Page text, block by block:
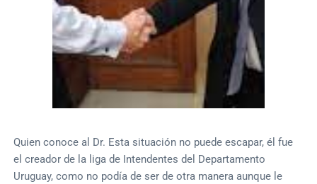
Quien conoce al Dr. Esta situación no puede escapar, él fue
el creador de la liga de Intendentes del Departamento
Uruguay, como no podía de ser de otra manera aunque le